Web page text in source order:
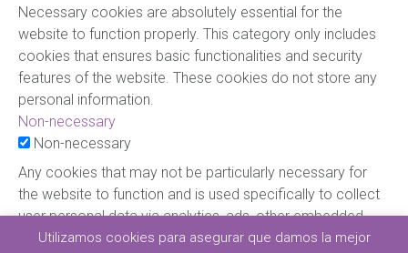
Utilizamos cookies para asegurar que damos la mejor
Necessary cookies are absolutely essential for the
website to function properly. This category only includes
cookies that ensures basic functionalities and security
features of the website. These cookies do not store any
personal information.
Non-necessary
Non-necessary
Any cookies that may not be particularly necessary for
the website to function and is used specifically to collect
user personal data via analytics, ads, other embedded
contents are termed as non-necessary cookies. It is